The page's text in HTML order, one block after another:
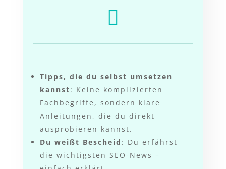

Tipps, die du selbst umsetzen
kannst: Keine komplizierten
Fachbegriffe, sondern klare
Anleitungen, die du direkt
ausprobieren kannst.
Du weißt Bescheid : Du erfährst
die wichtigsten SEO-News –